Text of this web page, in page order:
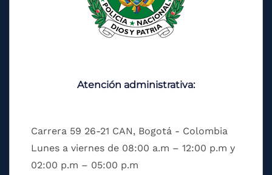
Atención administrativa:
Carrera 59 26-21 CAN, Bogotá - Colombia
Lunes a viernes de 08:00 a.m – 12:00 p.m y
02:00 p.m – 05:00 p.m